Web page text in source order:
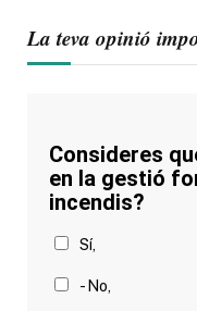
La teva opinió
Consideres
en la gestió
incendis?
Sí,
- No,